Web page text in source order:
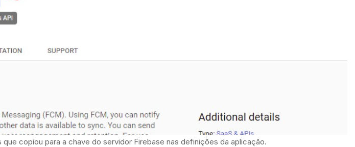
copiou para a chave do servidor Firebase nas definições da aplicação.